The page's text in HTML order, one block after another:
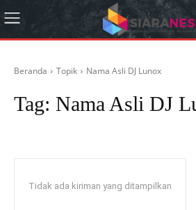
Beranda Topik Nama Asli DJ Lunox
Tag: Nama Asli DJ
Tidak ada kiriman yang ditampilkan